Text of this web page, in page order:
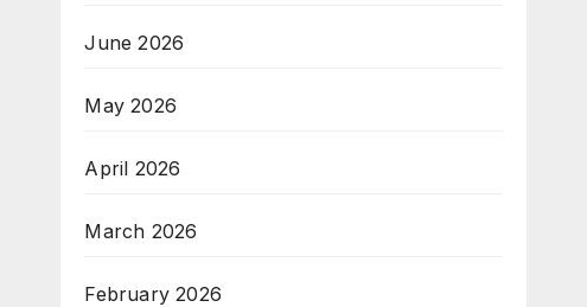
June 2026
May 2026
April 2026
March 2026
February 2026